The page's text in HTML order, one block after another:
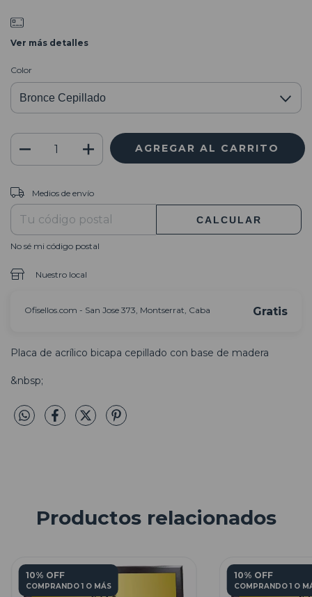
Ver más detalles
Color
Entregas para el CP:
Medios de envío
CALCULAR
No sé mi código postal
Nuestro local
Ofisellos.com - San Jose 373, Montserrat, Caba Gratis
Placa de acrílico bicapa cepillado con base de madera
&nbsp;
Productos relacionados
10% OFF
COMPRANDO 1 O MÁS
10% OFF
COMPRANDO 1 O